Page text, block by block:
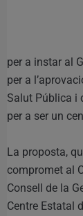
per a instar al
per a
Salut Pública i
per a ser un
La proposta,
compromet al
Consell de la
Centre Estatal